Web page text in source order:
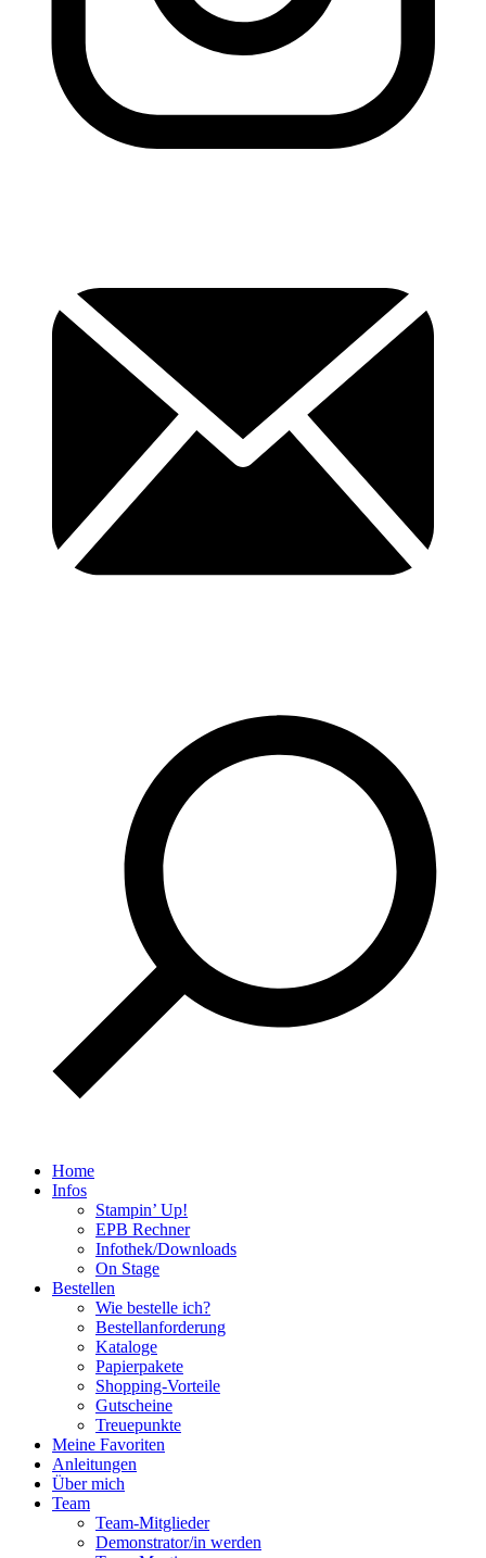
Home
Infos
Stampin’ Up!
EPB Rechner
Infothek/Downloads
On Stage
Bestellen
Wie bestelle ich?
Bestellanforderung
Kataloge
Papierpakete
Shopping-Vorteile
Gutscheine
Treuepunkte
Meine Favoriten
Anleitungen
Über mich
Team
Team-Mitglieder
Demonstrator/in werden